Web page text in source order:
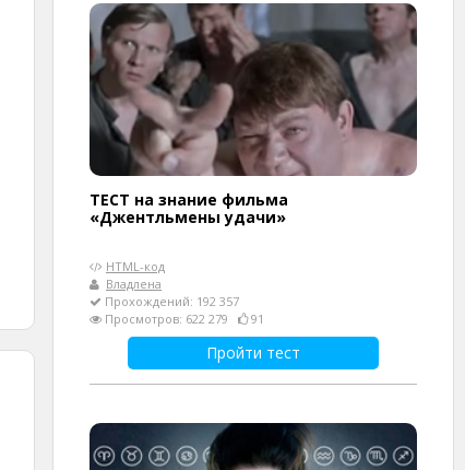
ТЕСТ на знание фильма
«Джентльмены удачи»
HTML-код
Владлена
Прохождений: 192 357
Просмотров: 622 279
91
Пройти тест